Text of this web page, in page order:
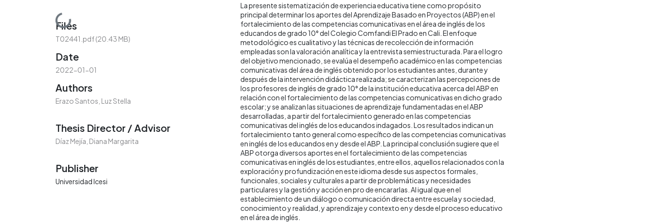
Loading...
Files
T02441.pdf(20.43 MB)
Date
2022-01-01
Authors
Erazo Santos, Luz Stella
Thesis Director / Advisor
Díaz Mejía, Diana Margarita
Publisher
Universidad Icesi
La presente sistematización de experiencia educativa tiene como propósito
principal determinar los aportes del Aprendizaje Basado en Proyectos (ABP) en el
fortalecimiento de las competencias comunicativas en el área de inglés de los
educandos de grado 10° del Colegio Comfandi El Prado en Cali. El enfoque
metodológico es cualitativo y las técnicas de recolección de información
empleadas son la valoración analítica y la entrevista semiestructurada. Para el logro
del objetivo mencionado, se evalúa el desempeño académico en las competencias
comunicativas del área de inglés obtenido por los estudiantes antes, durante y
después de la intervención didáctica realizada; se caracterizan las percepciones de
los profesores de inglés de grado 10° de la institución educativa acerca del ABP en
relación con el fortalecimiento de las competencias comunicativas en dicho grado
escolar; y se analizan las situaciones de aprendizaje fundamentadas en el ABP
desarrolladas, a partir del fortalecimiento generado en las competencias
comunicativas del inglés de los educandos indagados. Los resultados indican un
fortalecimiento tanto general como específico de las competencias comunicativas
en inglés de los educandos en y desde el ABP. La principal conclusión sugiere que el
ABP otorga diversos aportes en el fortalecimiento de las competencias
comunicativas en inglés de los estudiantes, entre ellos, aquellos relacionados con la
exploración y profundización en este idioma desde sus aspectos formales,
funcionales, sociales y culturales a partir de problemáticas y necesidades
particulares y la gestión y acción en pro de encararlas. Al igual que en el
establecimiento de un diálogo o comunicación directa entre escuela y sociedad,
conocimiento y realidad, y aprendizaje y contexto en y desde el proceso educativo
en el área de inglés.